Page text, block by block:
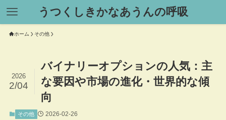
うつくしきかなあうんの呼吸
ホーム その他
バイナリーオプションの人気：主
な要因や市場の進化・世界的な傾
向
2026
2/04
その他 2026-02-26